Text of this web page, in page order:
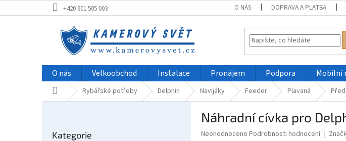
na
+420 601 505 003 O NÁS DOPRAVA A PLATBA
O nás Velkoobchod Instalace Pronájem Podpora Mobilní
Domů Rybářské potřeby Delphin Navijáky Feeder Plavaná
kategorie
Kategorie
Náhradní cívka pro
Průměrné
Neohodnoceno Podrobnosti hodnocení